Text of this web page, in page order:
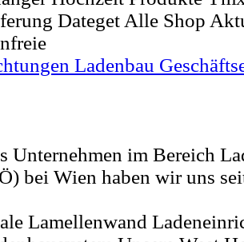
Dateget Alle Shop
Ladenbau
Unternehmen im Bereich
bei Wien haben wir uns
Lamellenwand